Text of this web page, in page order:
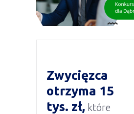
Zwycięzca
otrzyma 15
tys. zł, które